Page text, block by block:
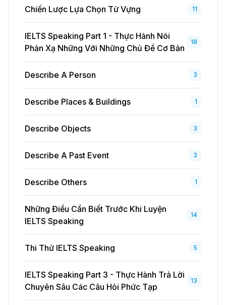
Chiến Lược Lựa Chọn Từ Vựng 11
IELTS Speaking Part 1 - Thực Hành Nói
Phản Xạ Những Với Những Chủ Đề Cơ Bản
18
Describe A Person 3
Describe Places & Buildings 1
Describe Objects 3
Describe A Past Event 3
Describe Others 1
Những Điều Cần Biết Trước Khi Luyện
IELTS Speaking
14
Thi Thử IELTS Speaking 5
IELTS Speaking Part 3 - Thực Hành Trả Lời
Chuyên Sâu Các Câu Hỏi Phức Tạp
13